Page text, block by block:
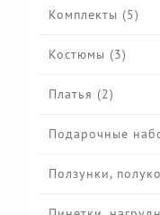
Комплекты (5)
Костюмы (3)
Платья (2)
Подарочные
Ползунки,